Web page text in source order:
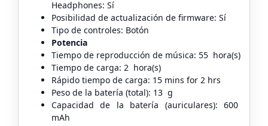
Headphones: Sí
Posibilidad de actualización de firmware: Sí
Tipo de controles: Botón
Potencia
Tiempo de reproducción de música: 55 hora(s)
Tiempo de carga: 2 hora(s)
Rápido tiempo de carga: 15 mins for 2 hrs
Peso de la batería (total): 13 g
Capacidad de la batería (auriculares): 600
mAh